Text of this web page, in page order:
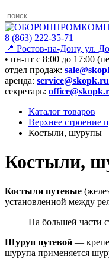
8 (863) 222-35-71
📍 Ростов-на-Дону, ул.
• пн-пт c 8:00 до 17:00
отдел продаж:
аренда: service@skopk.ru
секретарь:
Каталог товаров
Верхнее строение
Костыли, шурупы
Костыли,
Костыли путевые
установленной между
На большей части
Шуруп путевой —
шурупа применяется